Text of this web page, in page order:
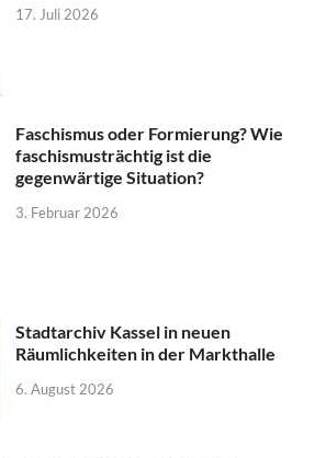
17. Juli 2026
Faschismus oder Formierung? Wie
faschismusträchtig ist die
gegenwärtige Situation?
3. Februar 2026
Stadtarchiv Kassel in neuen
Räumlichkeiten in der Markthalle
6. August 2026